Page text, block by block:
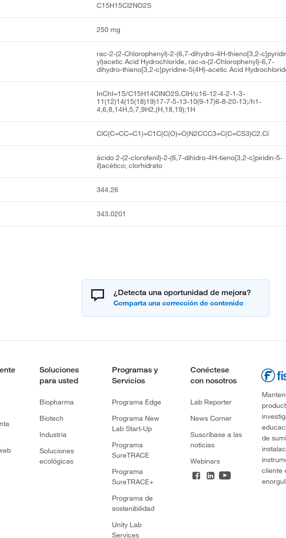
C15H15Cl2NO2S
250 mg
rac-2-(2-Chlorophenyl)-2-(6,7-dihydro-4H-thieno[3,2-
yl)acetic Acid Hydrochloride, rac-α-(2-Chlorophenyl)-6,7-
dihydro-thieno[3,2-c]pyridine-5(4H)-acetic Acid
InChI=1S/C15H14ClNO2S.ClH/c16-12-4-2-1-3-
11(12)14(15(18)19)17-7-5-13-10(9-17)6-8-20-13;/h1-
4,6,8,14H,5,7,9H2,(H,18,19);1H
ClC(C=CC=C1)=C1C(C(O)=O)N2CCC3=C(C=CS3)C2.Cl
ácido 2-(2-clorofenil)-2-(6,7-dihidro-4H-tieno[3,2-c]piridin-5-
il)acético; clorhidrato
344.26
343.0201
¿Detecta una oportunidad de mejora?
Soluciones
para usted
Biopharma
Biotech
Industria
Soluciones
ecológicas
Programas y
Servicios
Programa Edge
Programa New
Lab Start-Up
Programa
SureTRACE
Programa
SureTRACE+
Programa de
sostenibilidad
Unity Lab
Services
Conéctese
con nosotros
Lab Reporter
News Corner
Suscríbase a las
noticias
Webinars
de
cliente